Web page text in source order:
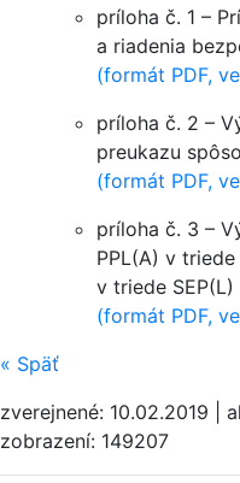
príloha č. 1 –
a riadenia
(formát PDF,
príloha č. 2 –
preukazu
(formát PDF,
príloha č. 3 –
PPL(A) v
v triede SEP(L)
(formát PDF,
« Späť
zverejnené: 10.02.2019 |
zobrazení: 149207